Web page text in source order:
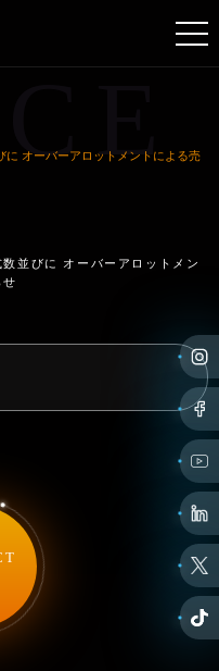
に オーバーアロットメントによる売
並びに オーバーアロットメン